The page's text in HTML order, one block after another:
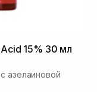
15% 30 мл
азелаиновой